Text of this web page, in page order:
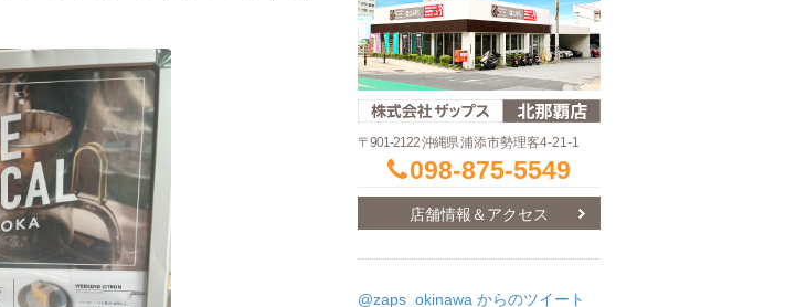
〒901-2122 沖縄県浦添市勢理客4-21-1
098-875-5549
店舗情報＆アクセス
@zaps_okinawa からのツイート